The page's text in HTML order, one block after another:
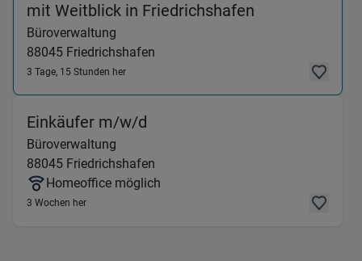
mit Weitblick in Friedrichshafen
Büroverwaltung
88045 Friedrichshafen
3 Tage, 15 Stunden her
Einkäufer m/w/d
Büroverwaltung
88045 Friedrichshafen
Homeoffice möglich
3 Wochen her